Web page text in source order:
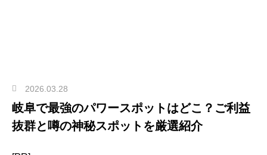
2026.03.28
岐阜で最強のパワースポットはどこ？ご利益
抜群と噂の神秘スポットを厳選紹介